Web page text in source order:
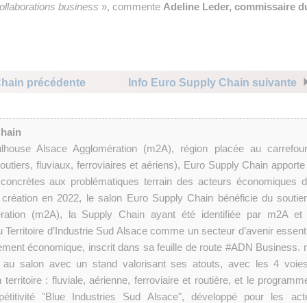
business », commente Adeline Leder, commissaire
précédente Info Euro Supply Chain suivante
Alsace Agglomération (m2A), région placée au
fluviaux, ferroviaires et aériens), Euro Supply Chain
aux problématiques terrain des acteurs économiques
en 2022, le salon Euro Supply Chain bénéficie du
(m2A), la Supply Chain ayant été identifiée par m2A et
d’Industrie Sud Alsace comme un secteur d’avenir
économique, inscrit dans sa feuille de route #ADN Business.
au salon avec un stand valorisant ses atouts, avec les 4
: fluviale, aérienne, ferroviaire et routière, et le
"Blue Industries Sud Alsace", développé pour les